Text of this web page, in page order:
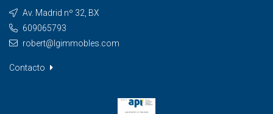
Av. Madrid nº 32, BX
609065793
robert@lgimmobles.com
Contacto